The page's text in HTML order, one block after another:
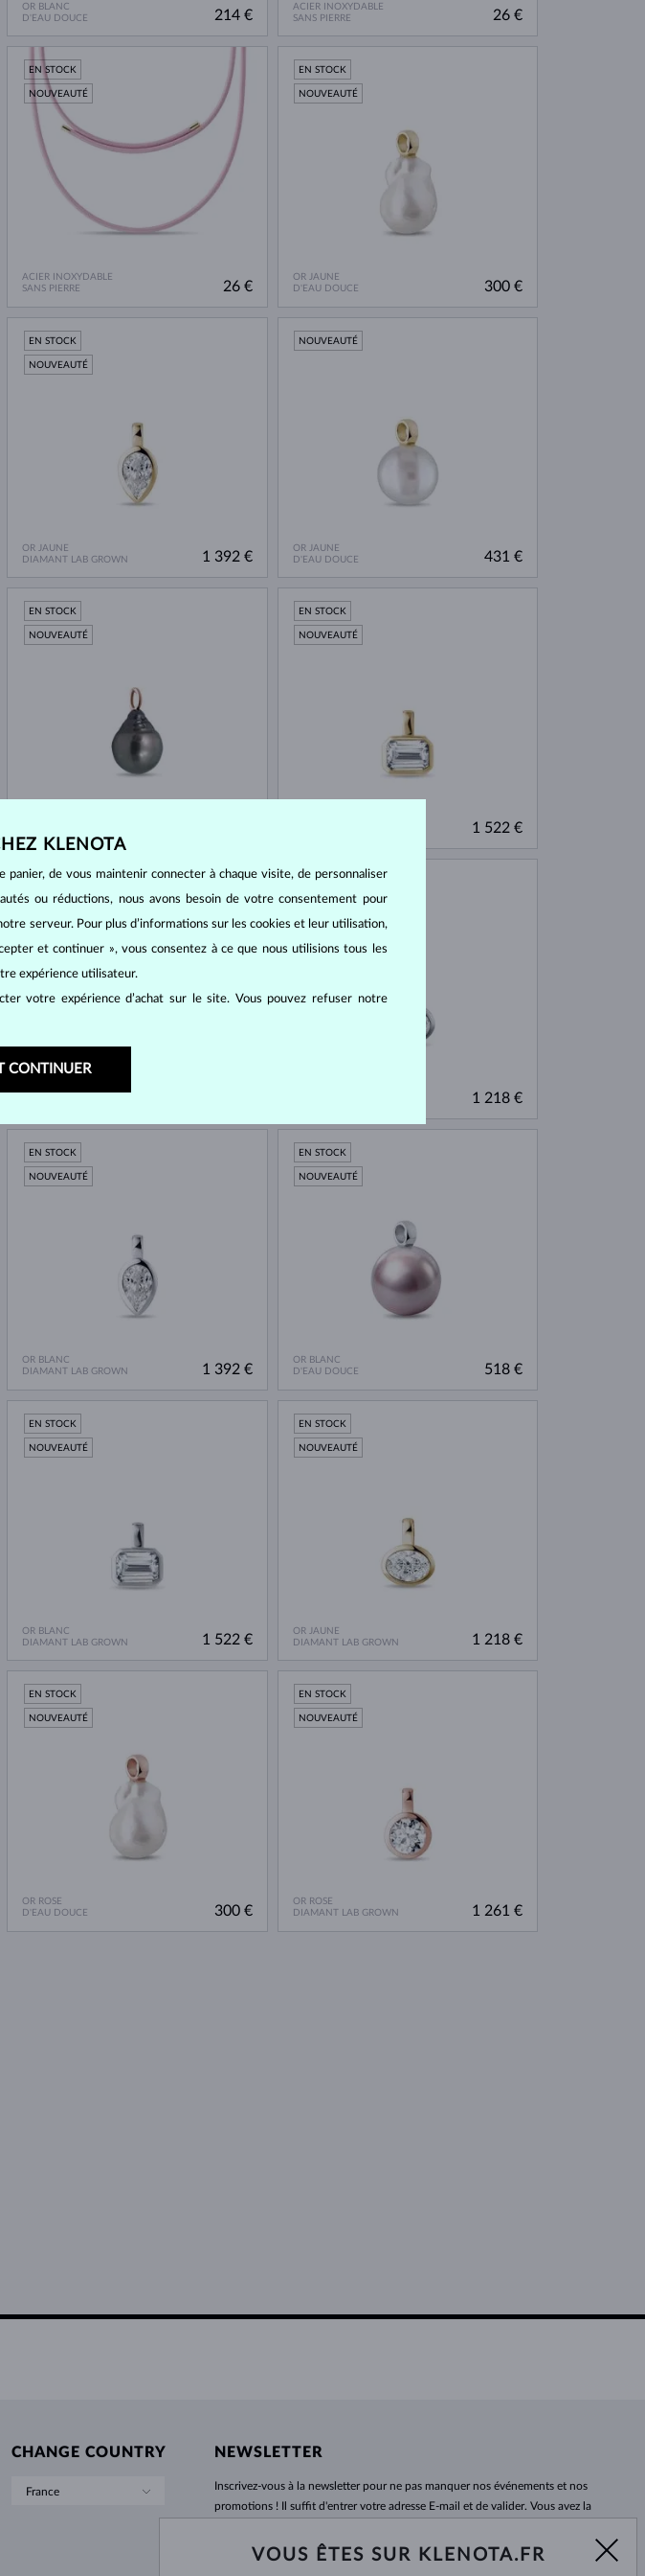
OR BLANC
D'EAU DOUCE
214 €
ACIER INOXYDABLE
SANS PIERRE
26 €
ACIER INOXYDABLE
SANS PIERRE
EN STOCK
NOUVEAUTÉ
26 €
OR JAUNE
D'EAU DOUCE
EN STOCK
NOUVEAUTÉ
300 €
OR JAUNE
DIAMANT LAB GROWN
EN STOCK
NOUVEAUTÉ
1 392 €
OR JAUNE
D'EAU DOUCE
NOUVEAUTÉ
431 €
EN STOCK
NOUVEAUTÉ
EN STOCK
NOUVEAUTÉ
1 522 €
EN STOCK EN STOCK
1 218 €
OR BLANC
DIAMANT LAB GROWN
EN STOCK
NOUVEAUTÉ
1 392 €
OR BLANC
D'EAU DOUCE
EN STOCK
NOUVEAUTÉ
518 €
OR BLANC
DIAMANT LAB GROWN
EN STOCK
NOUVEAUTÉ
1 522 €
OR JAUNE
DIAMANT LAB GROWN
EN STOCK
NOUVEAUTÉ
1 218 €
OR ROSE
D'EAU DOUCE
EN STOCK
NOUVEAUTÉ
300 €
OR ROSE
DIAMANT LAB GROWN
EN STOCK
NOUVEAUTÉ
1 261 €
CHANGE COUNTRY
France
NEWSLETTER
Inscrivez-vous àla newsletter pour ne pas manquer nos événements et nos
promotions ! Il suffit d'entrer votre adresse E-mail et de valider. Vous avez la
impatience.
KLENOTA
de vous maintenir connecter à chaque visite, de personnaliser
ou réductions, nous avons besoin de votre consentement pour
serveur. Pour plus d’informations sur les cookies et leur utilisation,
et continuer », vous consentez à ce que nous utilisions tous les
expérience utilisateur.
votre expérience d’achat sur le site. Vous pouvez refuser notre
CONTINUER
VOUS ÊTES SUR KLENOTA.FR